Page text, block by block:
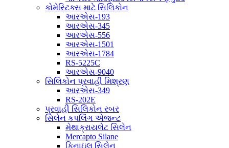
કોમેસ્ટિક્સ માટે સિલિકોન
આરએસ-193
આરએસ-345
આરએસ-556
આરએસ-1501
આરએસ-1784
RS-5225C
આરએસ-9040
સિલિકોન પ્રવાહી મિશ્રણ
આરએસ-349
RS-202E
પ્રવાહી સિલિકોન રબર
સિલેન કપલિંગ એજન્ટ
મેથાક્રાયલેટ સિલેન
Mercapto Silane
ફિનાઇલ સિલેન